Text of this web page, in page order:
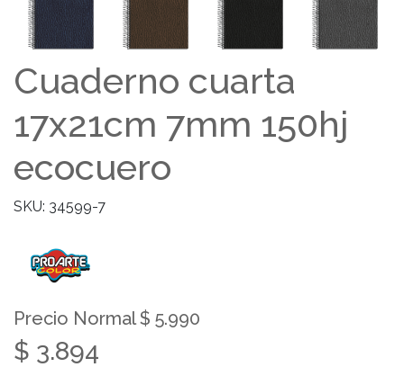
Cuaderno cuarta
17x21cm 7mm 150hj
ecocuero
SKU: 34599-7
Precio Normal $ 5.990
$ 3.894